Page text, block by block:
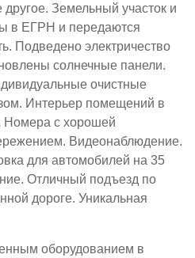
Земельный участок и
в ЕГРН и передаются
Подведено электричество
солнечные панели.
очистные
Интерьер помещений в
Номера с хорошей
Видеонаблюдение.
для автомобилей на 35
Отличный подъезд по
дороге. Уникальная
оборудованием в